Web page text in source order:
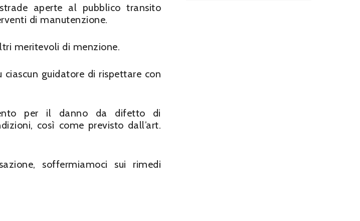
aperte al pubblico transito
di manutenzione.
meritevoli di menzione.
guidatore di rispettare con
per il danno da difetto di
così come previsto dall’art.
soffermiamoci sui rimedi